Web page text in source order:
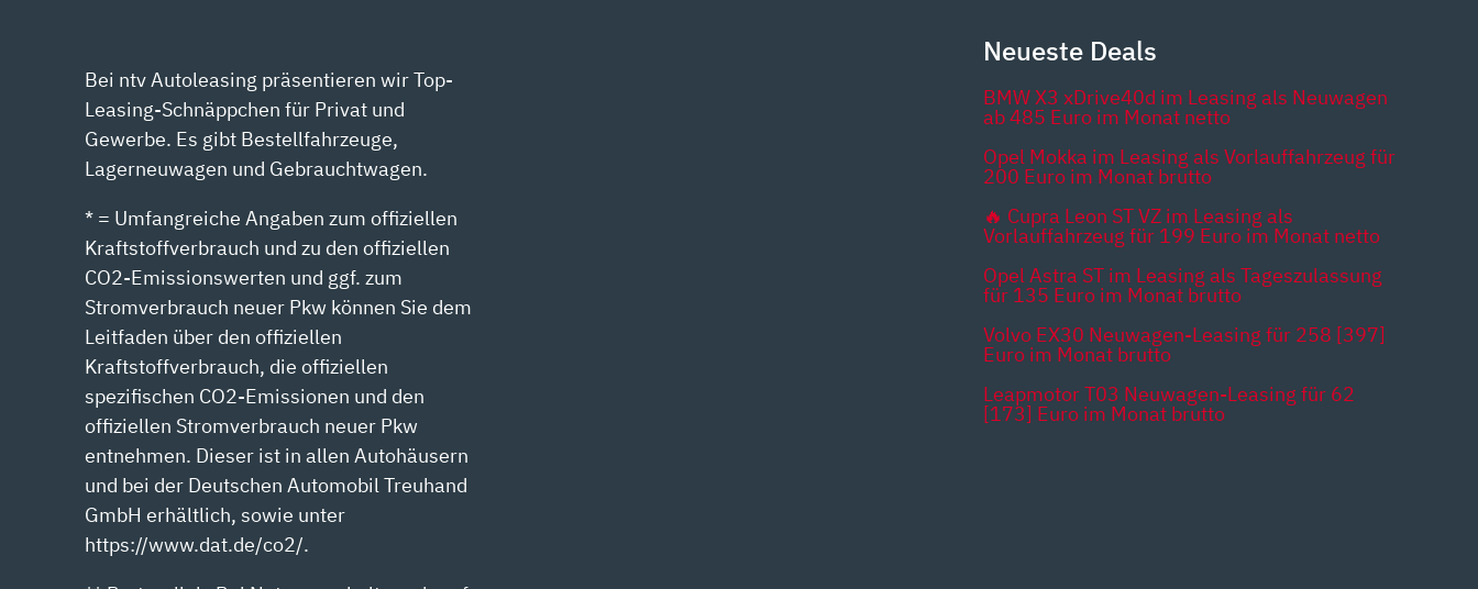
Bei ntv Autoleasing präsentieren wir Top-
Leasing-Schnäppchen für Privat und
Gewerbe. Es gibt Bestellfahrzeuge,
Lagerneuwagen und Gebrauchtwagen.
* = Umfangreiche Angaben zum offiziellen
Kraftstoffverbrauch und zu den offiziellen
CO2-Emissionswerten und ggf. zum
Stromverbrauch neuer Pkw können Sie dem
Leitfaden über den offiziellen
Kraftstoffverbrauch, die offiziellen
spezifischen CO2-Emissionen und den
offiziellen Stromverbrauch neuer Pkw
entnehmen. Dieser ist in allen Autohäusern
und bei der Deutschen Automobil Treuhand
GmbH erhältlich, sowie unter
https://www.dat.de/co2/.
Neueste Deals
BMW X3 xDrive40d im Leasing als Neuwagen
ab 485 Euro im Monat netto
Opel Mokka im Leasing als Vorlauffahrzeug für
200 Euro im Monat brutto
🔥 Cupra Leon ST VZ im Leasing als
Vorlauffahrzeug für 199 Euro im Monat netto
Opel Astra ST im Leasing als Tageszulassung
für 135 Euro im Monat brutto
Volvo EX30 Neuwagen-Leasing für 258 [397]
Euro im Monat brutto
Leapmotor T03 Neuwagen-Leasing für 62
[173] Euro im Monat brutto